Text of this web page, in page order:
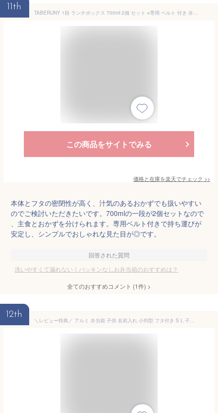
11th
TABERUNY 1段 ランチボックス 700ml 2個 セット ※専用 ベルト 付き 弁当箱 お弁当箱 女子 男子 大容量 1.4L 1リットル 1400ml 一段 おしゃれ かわいい シンプル レンジOK 食洗機対応 女性 パッキンなし 洗いやすい レンジ対応 壊れにくい タベルニー TBO [10671]
この商品をサイトでみる
価格と在庫を楽天でチェック >>
本体とフタの密閉性が高く、汁気のあるおかずでも扱いやすい
のでご検討いただきたいです。700mlの一段が2個セットなので
、主食とおかずを分けられます。専用ベルト付きで持ち運びが
安定し、シンプルでおしゃれな見た目が◎です。
回答された質問
洗いやすくて漏れない！パッキンなしお弁当箱のおすすめは？
全てのおすすめコメント (1件) >
12th
＼レビュー特典／ アルミ 弁当箱 子供 名前入れ 小判型 フタ付き S L 子供 保温庫 OK 日本製 名入れ アルミ弁当箱 ホシマル印 幼稚園 保育園 小学生 アルミ弁当プレゼント こどもの日 ギフト ラッピング クリスマス nichie ニチエー